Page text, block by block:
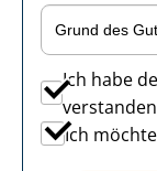
Ich habe
Ich